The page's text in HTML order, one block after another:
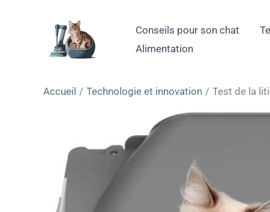
Conseils pour son chat
Alimentation
Accueil Technologie et innovation Test de la